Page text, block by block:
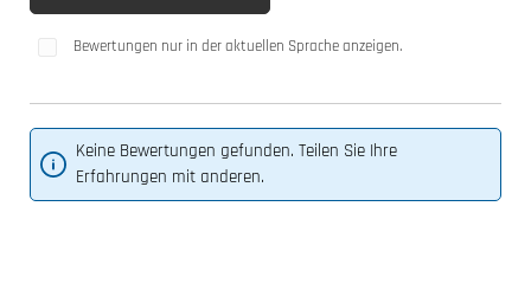
Bewertungen nur in der aktuellen Sprache anzeigen.
Keine Bewertungen gefunden. Teilen Sie Ihre
Erfahrungen mit anderen.